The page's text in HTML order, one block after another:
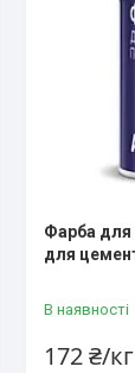
Фарба для
для
В наявності
172 ₴/кг